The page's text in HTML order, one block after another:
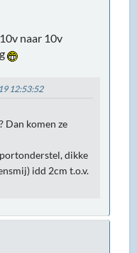
naar 10v
12:53:52
Dan komen ze
dikke
idd 2cm t.o.v.